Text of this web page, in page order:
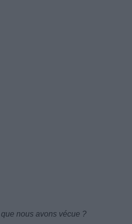
que nous avons vécue ?